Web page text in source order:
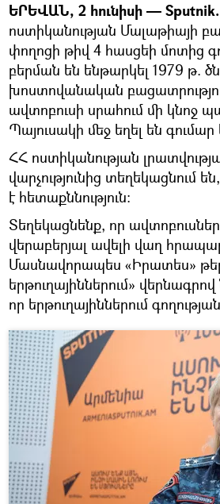
ԵՐԵՎԱՆ, 2 հունիսի — Sputnik.
ոստիկանության Մալաթիայի
փողոցի թիվ 4 հասցեի մոտից
բերման են ենթարկել 1979 թ.
խոստովանական
ավտոբուսի սրահում մի կնոջ
Պայուսակի մեջ եղել են
ՀՀ ոստիկանության
վարչությունից տեղեկացնում
է հետաքննություն:
Տեղեկացնենք, որ
վերաբերյալ ավելի վաղ
Մասնավորապես «Իրատես»
երթուղայիններում»
որ երթուղայիններում